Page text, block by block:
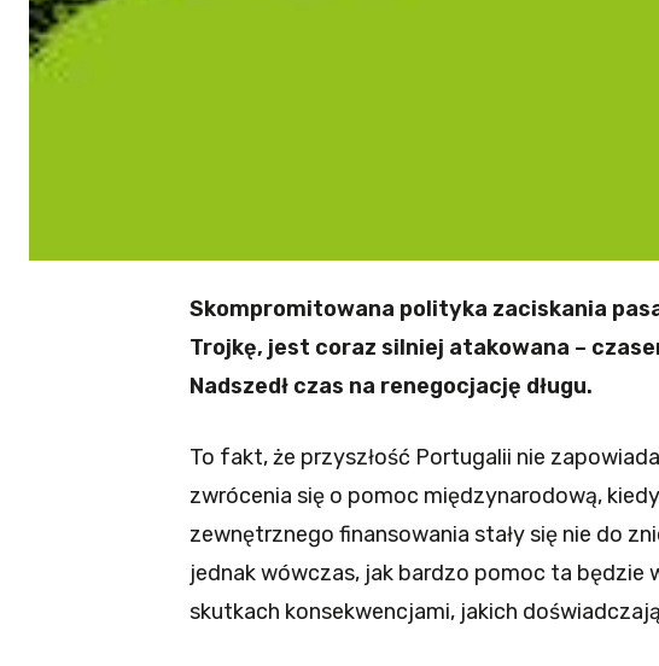
Skompromitowana polityka zaciskania
Trojkę, jest coraz silniej atakowana –
Nadszedł czas na renegocjację długu.
To fakt, że przyszłość Portugalii nie
zwrócenia się o pomoc międzynarodową,
zewnętrznego finansowania stały się nie do
jednak wówczas, jak bardzo pomoc ta będzie
skutkach konsekwencjami, jakich